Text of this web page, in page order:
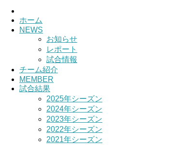
ホーム
NEWS
お知らせ
レポート
試合情報
チーム紹介
MEMBER
試合結果
2025年シーズン
2024年シーズン
2023年シーズン
2022年シーズン
2021年シーズン